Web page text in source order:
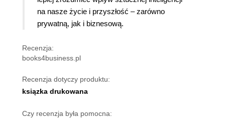
na nasze życie i przyszłość – zarówno
prywatną, jak i biznesową.
Recenzja:
books4business.pl
Recenzja dotyczy produktu:
ksiązka drukowana
Czy recenzja była pomocna: